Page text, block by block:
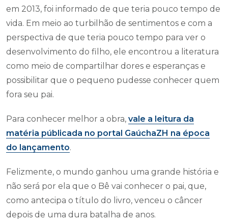
em 2013, foi informado de que teria pouco tempo de
vida. Em meio ao turbilhão de sentimentos e com a
perspectiva de que teria pouco tempo para ver o
desenvolvimento do filho, ele encontrou a literatura
como meio de compartilhar dores e esperanças e
possibilitar que o pequeno pudesse conhecer quem
fora seu pai.
Para conhecer melhor a obra, vale a leitura da
matéria públicada no portal GaúchaZH na época
do lançamento.
Felizmente, o mundo ganhou uma grande história e
não será por ela que o Bê vai conhecer o pai, que,
como antecipa o título do livro, venceu o câncer
depois de uma dura batalha de anos.